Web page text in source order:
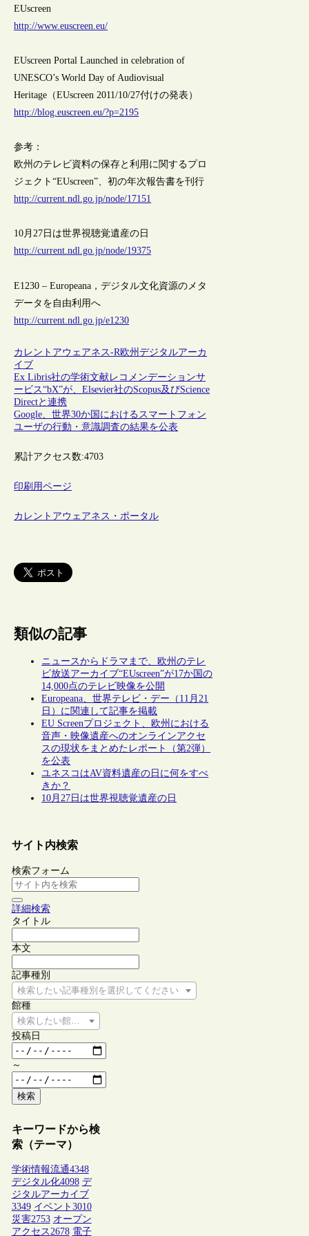
EUscreen
http://www.euscreen.eu/
EUscreen Portal Launched in celebration of
UNESCO’s World Day of Audiovisual
Heritage（EUscreen 2011/10/27付けの発表）
http://blog.euscreen.eu/?p=2195
参考：
欧州のテレビ資料の保存と利用に関するプロ
ジェクト“EUscreen”、初の年次報告書を刊行
http://current.ndl.go.jp/node/17151
10月27日は世界視聴覚遺産の日
http://current.ndl.go.jp/node/19375
E1230 – Europeana，デジタル文化資源のメタ
データを自由利用へ
http://current.ndl.go.jp/e1230
カレントアウェアネス-R欧州デジタルアーカ
イブ
Ex Libris社の学術文献レコメンデーションサ
ービス“bX”が、Elsevier社のScopus及びScience
Directと連携
Google、世界30か国におけるスマートフォン
ユーザの行動・意識調査の結果を公表
累計アクセス数:4703
印刷用ページ
カレントアウェアネス・ポータル
類似の記事
ニュースからドラマまで、欧州のテレ
ビ放送アーカイブ“EUscreen”が17か国の
14,000点のテレビ映像を公開
Europeana、世界テレビ・デー（11月21
日）に関連して記事を掲載
EU Screenプロジェクト、欧州における
音声・映像遺産へのオンラインアクセ
スの現状をまとめたレポート（第2弾）
を公表
ユネスコはAV資料遺産の日に何をすべ
きか？
10月27日は世界視聴覚遺産の日
サイト内検索
検索フォーム
詳細検索
タイトル
本文
記事種別
検索したい記事種別を選択してください
館種
検索したい館種を選択してください
投稿日
～
検索
キーワードから検
索（テーマ）
学術情報流通4348
デジタル化4098 デ
ジタルアーカイブ
3349 イベント 3010
災害2753 オープン
アクセス2678 電子